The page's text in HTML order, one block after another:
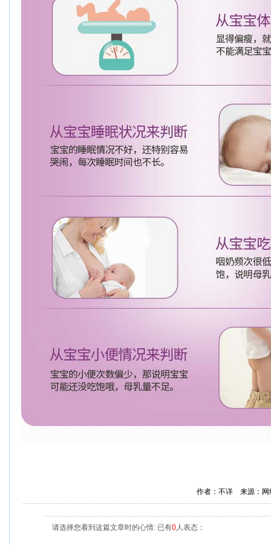
作者：不详 来源：
请选择您看到这篇文章时的心情: 已有0人表态：